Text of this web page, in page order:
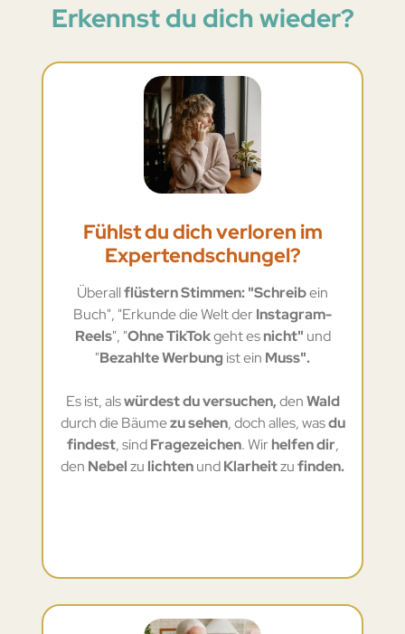
Erkennst du dich wieder?
Fühlst du dich verloren im
Expertendschungel?
Überallflüstern Stimmen: "Schreibein
Buch", "Erkunde die Welt derInstagram-
Reels", "Ohne TikTokgeht esnicht" und
"Bezahlte Werbungist ein Muss".
Es ist, alswürdest du versuchen,denWald
durch die Bäumezu sehen, doch alles, wasdu
findest, sindFragezeichen. Wirhelfen dir,
den Nebelzu lichtenundKlarheitzufinden.